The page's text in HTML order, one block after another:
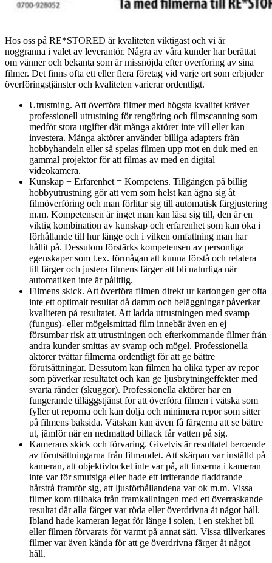
Hos oss på RE*STORED är kvaliteten viktigast och vi är
noggranna i valet av leverantör. Några av våra kunder har berättat
om vänner och bekanta som är missnöjda efter överföring av sina
filmer. Det finns ofta ett eller flera företag vid varje ort som erbjuder
överföringstjänster och kvaliteten varierar ordentligt.
Utrustning. Att överföra filmer med högsta kvalitet kräver
professionell utrustning för rengöring och filmscanning som
medför stora utgifter där många aktörer inte vill eller kan
investera. Många aktörer använder billiga adapters från
hobbyhandeln eller så spelas filmen upp mot en duk med en
gammal projektor för att filmas av med en digital
videokamera.
Kunskap + Erfarenhet = Kompetens. Tillgången på billig
hobbyutrustning gör att vem som helst kan ägna sig åt
filmöverföring och man förlitar sig till automatisk färgjustering
m.m. Kompetensen är inget man kan läsa sig till, den är en
viktig kombination av kunskap och erfarenhet som kan öka i
förhållande till hur länge och i vilken omfattning man har
hållit på. Dessutom förstärks kompetensen av personliga
egenskaper som t.ex. förmågan att kunna förstå och relatera
till färger och justera filmens färger att bli naturliga när
automatiken inte är pålitlig.
Filmens skick. Att överföra filmen direkt ur kartongen ger ofta
inte ett optimalt resultat då damm och beläggningar påverkar
kvaliteten på resultatet. Att ladda utrustningen med svamp
(fungus)- eller mögelsmittad film innebär även en ej
försumbar risk att utrustningen och efterkommande filmer från
andra kunder smittas av svamp och mögel. Professionella
aktörer tvättar filmerna ordentligt för att ge bättre
förutsättningar. Dessutom kan filmen ha olika typer av repor
som påverkar resultatet och kan ge ljusbrytningeffekter med
svarta ränder (skuggor). Professionella aktörer har en
fungerande tilläggstjänst för att överföra filmen i vätska som
fyller ut reporna och kan dölja och minimera repor som sitter
på filmens baksida. Vätskan kan även få färgerna att se bättre
ut, jämför när en nedmattad billack får vatten på sig.
Kamerans skick och förvaring. Givetvis är resultatet beroende
av förutsättningarna från filmandet. Att skärpan var inställd på
kameran, att objektivlocket inte var på, att linserna i kameran
inte var för smutsiga eller hade ett irriterande fladdrande
hårstrå framför sig, att ljusförhållandena var ok m.m. Vissa
filmer kom tillbaka från framkallningen med ett överraskande
resultat där alla färger var röda eller överdrivna åt något håll.
Ibland hade kameran legat för länge i solen, i en stekhet bil
eller filmen förvarats för varmt på annat sätt. Vissa tillverkares
filmer var även kända för att ge överdrivna färger åt något
håll.